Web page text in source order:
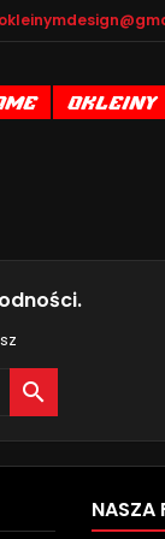
OKLEINY

NASZA